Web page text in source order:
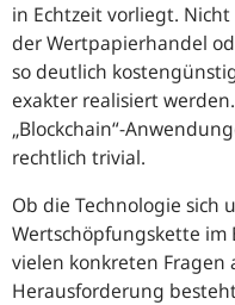
in Echtzeit vorliegt.
der Wertpapierhandel
so deutlich
exakter realisiert
„Blockchain“-
rechtlich trivial.
Ob die Technologie sich
Wertschöpfungskette im
vielen konkreten Fragen
Herausforderung